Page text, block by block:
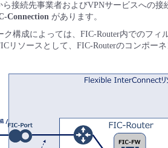
ら接続先事業者およびVPNサービスへの接
Connection があります。
構成によっては、FIC-Router内でのフィ
リソースとして、FIC-Routerのコンポー